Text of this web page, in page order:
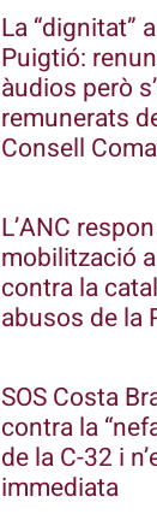
La “dignitat”
Puigtió:
àudios però
remunerats
Consell
L’ANC
mobilització
contra la
abusos de la
SOS Costa
contra la
de la C-32 i
immediata